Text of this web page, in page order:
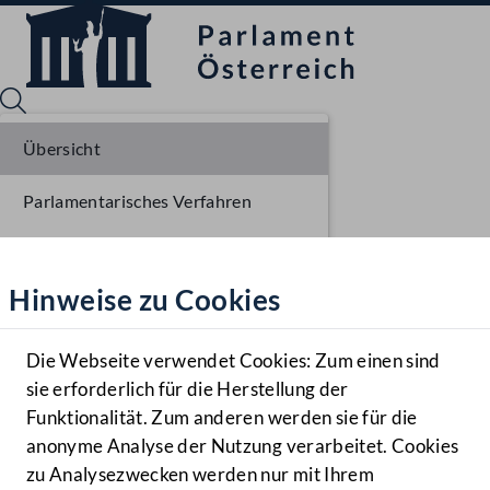
Hilfe
Benutzer
Navigationsmenü öffnen
MENÜ
Hinweise zu Cookies
Die Webseite verwendet Cookies: Zum einen sind
sie erforderlich für die Herstellung der
Funktionalität. Zum anderen werden sie für die
anonyme Analyse der Nutzung verarbeitet. Cookies
zu Analysezwecken werden nur mit Ihrem
Übersicht
Parlamentarisches Verfahren